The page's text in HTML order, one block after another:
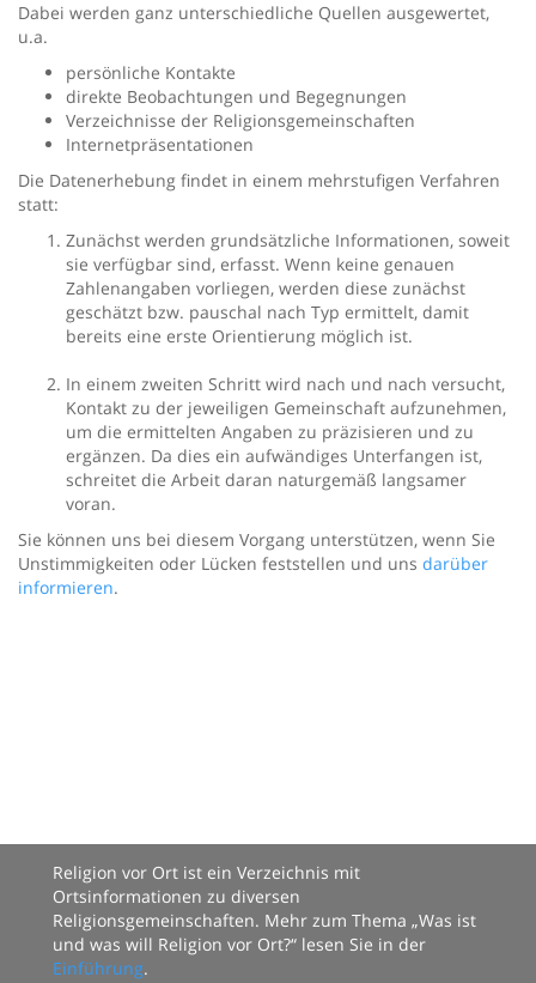
Dabei werden ganz unterschiedliche Quellen ausgewertet,
u.a.
persönliche Kontakte
direkte Beobachtungen und Begegnungen
Verzeichnisse der Religionsgemeinschaften
Internetpräsentationen
Die Datenerhebung findet in einem mehrstufigen Verfahren
statt:
Zunächst werden grundsätzliche Informationen, soweit
sie verfügbar sind, erfasst. Wenn keine genauen
Zahlenangaben vorliegen, werden diese zunächst
geschätzt bzw. pauschal nach Typ ermittelt, damit
bereits eine erste Orientierung möglich ist.
In einem zweiten Schritt wird nach und nach versucht,
Kontakt zu der jeweiligen Gemeinschaft aufzunehmen,
um die ermittelten Angaben zu präzisieren und zu
ergänzen. Da dies ein aufwändiges Unterfangen ist,
schreitet die Arbeit daran naturgemäß langsamer
voran.
Sie können uns bei diesem Vorgang unterstützen, wenn Sie
Unstimmigkeiten oder Lücken feststellen und uns darüber
informieren.
Religion vor Ort ist ein Verzeichnis mit
Ortsinformationen zu diversen
Religionsgemeinschaften. Mehr zum Thema „Was ist
und was will Religion vor Ort?“ lesen Sie in der
Einführung.